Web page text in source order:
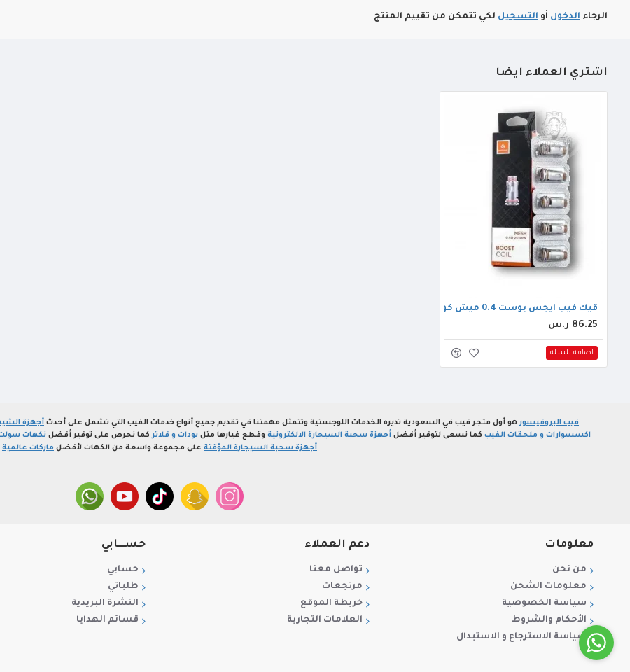
الرجاء الدخول أو التسجيل لكي تتمكن من تقييم المنتج
أشتري العملاء أيضاً
قيك فيب ايجس بوست 0.4 ميش كويل
86.25 ر.س
اضافة للسلة
فيب البروفيسورهو أول متجر فيب في السعودية تديره الخدمات اللوجستية وتتمثل مهمتنا في تقديم جميع أنواع خدمات الفيب التي تشمل على أحدث أجهزة
اكسسوارات و ملحقات الفيب كما نسعى لتوفير أفضل أجهزة سحبة السيجارة الالكترونية وقطع غيارها مثل بودات و فلاتركما نحرص على توفير أفضل نكهات سولت
أجهزة سحبة السيجارة المؤقتة على مجموعة واسعة من الكهات لأفضل ماركات عالمية
معلومات
من نحن
معلومات الشحن
سياسة الخصوصية
الأحكام والشروط
سياسة الاسترجاع و الاستبدال
دعم العملاء
تواصل معنا
مرتجعات
خريطة الموقع
العلامات التجارية
حســـابي
حسابي
طلباتي
النشرة البريدية
قسائم الهدايا